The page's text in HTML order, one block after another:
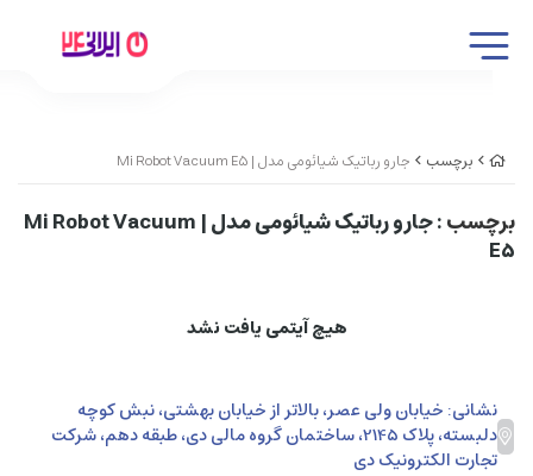
برچسب جارو رباتیک شیائومی مدل | Mi Robot Vacuum E5
برچسب
: جارو رباتیک شیائومی مدل | Mi Robot Vacuum
E5
هیچ آیتمی یافت نشد
نشانی: خیابان ولی عصر، بالاتر از خیابان بهشتی، نبش کوچه
دلبسته، پلاک 2145، ساختمان گروه مالی دی، طبقه دهم، شرکت
تجارت الکترونیک دی